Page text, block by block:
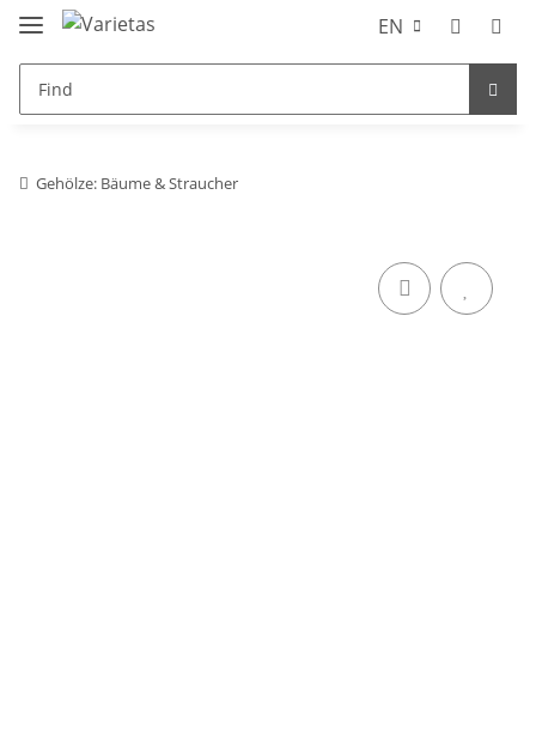
EN
Gehölze: Bäume & Straucher